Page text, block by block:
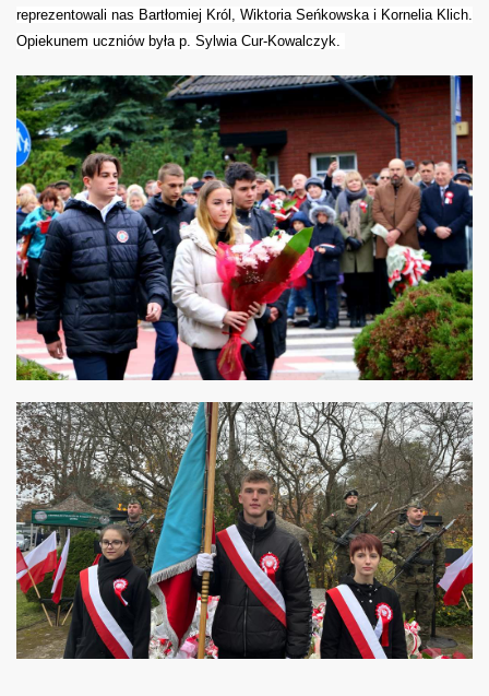
reprezentowali nas Bartłomiej Król, Wiktoria Seńkowska i Kornelia Klich.
Opiekunem uczniów była p. Sylwia Cur-Kowalczyk.